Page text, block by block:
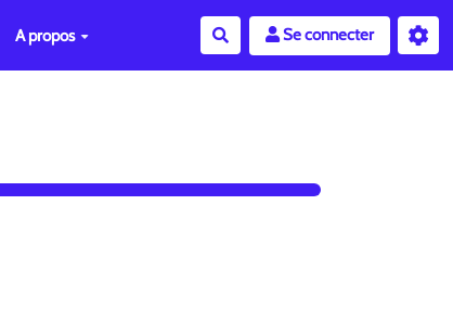
A propos RechercherSe connecter